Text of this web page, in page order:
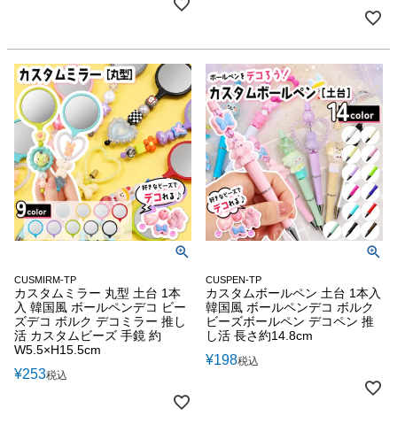
CUSMIRM-TP
カスタムミラー 丸型 土台 1本
入 韓国風 ボールペンデコ ビー
ズデコ ボルク デコミラー 推し
活 カスタムビーズ 手鏡 約
W5.5×H15.5cm
¥253税込
CUSPEN-TP
カスタムボールペン 土台 1本入
韓国風 ボールペンデコ ボルク
ビーズボールペン デコペン 推
し活 長さ約14.8cm
¥198税込